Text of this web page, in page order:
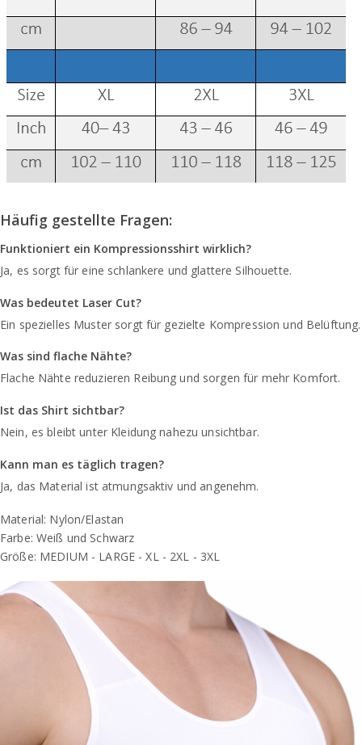
Häufig gestellte Fragen:
Funktioniert ein Kompressionsshirt wirklich?
Ja, es sorgt für eine schlankere und glattere Silhouette.
Was bedeutet Laser Cut?
Ein spezielles Muster sorgt für gezielte Kompression und Belüftung.
Was sind flache Nähte?
Flache Nähte reduzieren Reibung und sorgen für mehr Komfort.
Ist das Shirt sichtbar?
Nein, es bleibt unter Kleidung nahezu unsichtbar.
Kann man es täglich tragen?
Ja, das Material ist atmungsaktiv und angenehm.
Material: Nylon/Elastan
Farbe: Weiß und Schwarz
Größe: MEDIUM - LARGE - XL - 2XL - 3XL